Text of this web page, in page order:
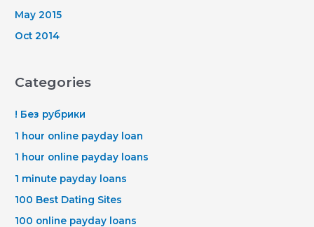
May 2015
Oct 2014
Categories
! Без рубрики
1 hour online payday loan
1 hour online payday loans
1 minute payday loans
100 Best Dating Sites
100 online payday loans